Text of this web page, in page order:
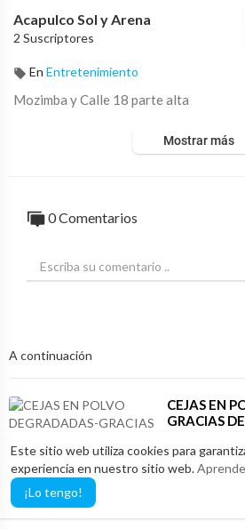
Este sitio web utiliza cookies para
experiencia en nuestro sitio web.
¡Lo tengo!
Acapulco Sol y Arena
2 Suscriptores
En Entretenimiento
⁣Mozimba y Calle 18 parte alta
Mostrar más
0 Comentarios
A continuación
⁣CEJAS EN
GRACIAS
4 vistas·15/